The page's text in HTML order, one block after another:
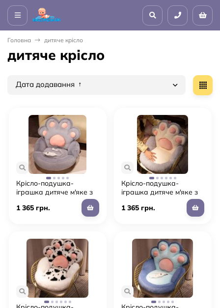
Головна дитяче крісло
дитяче крісло
Дата додавання
Крісло-подушка-
іграшка дитяче м'яке з
підігрівом "Тапа Лапка"
для дівчинки та
1 365 грн.
Крісло-подушка-
іграшка дитяче м'яке з
підігрівом "Тапа Лапка"
для дівчинки та
1 365 грн.